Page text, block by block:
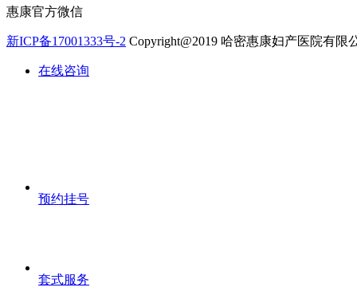
惠康官方微信
新ICP备17001333号-2 Copyright@2019 哈密惠康妇产医院有限
在线咨询
预约挂号
套式服务